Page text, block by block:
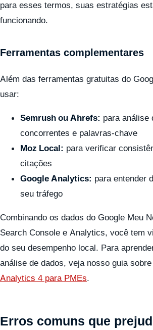
para esses termos, suas estratégias
funcionando.
Ferramentas complementares
Além das ferramentas gratuitas do
usar:
Semrush ou Ahrefs: para análise
concorrentes e palavras-chave
Moz Local: para verificar
citações
Google Analytics: para entender
seu tráfego
Combinando os dados do Google Meu
Search Console e Analytics, você tem
do seu desempenho local. Para
análise de dados, veja nosso guia sobre
Analytics 4 para PMEs.
Erros comuns que